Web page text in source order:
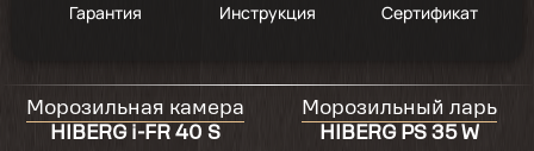
Гарантия Инструкция Сертификат
Морозильная камера
HIBERG i-FR 40 S
Морозильный ларь
HIBERG PS 35 W